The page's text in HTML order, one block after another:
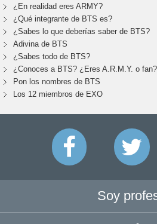
¿En realidad eres ARMY?
¿Qué integrante de BTS es?
¿Sabes lo que deberías saber de BTS?
Adivina de BTS
¿Sabes todo de BTS?
¿Conoces a BTS? ¿Eres A.R.M.Y. o fan?
Pon los nombres de BTS
Los 12 miembros de EXO
Soy